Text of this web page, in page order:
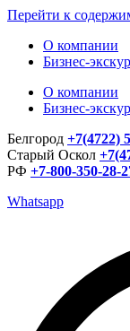
Перейти к
О компании
Бизнес-
О компании
Бизнес-
Белгород +7(4722)
Старый Оскол
РФ +7-800-350-28-
Whatsapp